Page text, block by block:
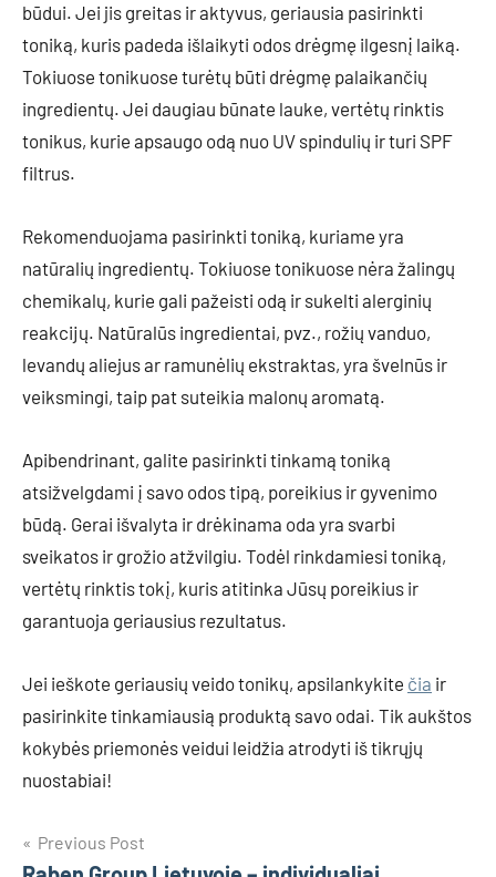
būdui. Jei jis greitas ir aktyvus, geriausia pasirinkti
toniką, kuris padeda išlaikyti odos drėgmę ilgesnį laiką.
Tokiuose tonikuose turėtų būti drėgmę palaikančių
ingredientų. Jei daugiau būnate lauke, vertėtų rinktis
tonikus, kurie apsaugo odą nuo UV spindulių ir turi SPF
filtrus.
Rekomenduojama pasirinkti toniką, kuriame yra
natūralių ingredientų. Tokiuose tonikuose nėra žalingų
chemikalų, kurie gali pažeisti odą ir sukelti alerginių
reakcijų. Natūralūs ingredientai, pvz., rožių vanduo,
levandų aliejus ar ramunėlių ekstraktas, yra švelnūs ir
veiksmingi, taip pat suteikia malonų aromatą.
Apibendrinant, galite pasirinkti tinkamą toniką
atsižvelgdami į savo odos tipą, poreikius ir gyvenimo
būdą. Gerai išvalyta ir drėkinama oda yra svarbi
sveikatos ir grožio atžvilgiu. Todėl rinkdamiesi toniką,
vertėtų rinktis tokį, kuris atitinka Jūsų poreikius ir
garantuoja geriausius rezultatus.
Jei ieškote geriausių veido tonikų, apsilankykite čia ir
pasirinkite tinkamiausią produktą savo odai. Tik aukštos
kokybės priemonės veidui leidžia atrodyti iš tikrųjų
nuostabiai!
Navigacija
Previous Post